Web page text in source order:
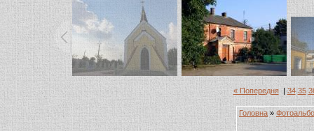
« Попередня|34 35
Головна »